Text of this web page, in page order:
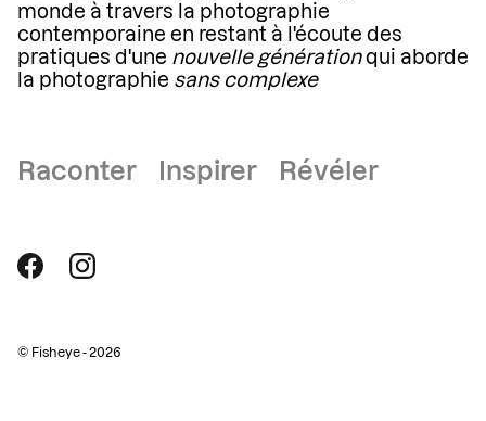
monde à travers la photographie
contemporaine en restant à l'écoute des
pratiques d'une nouvelle générationqui aborde
la photographie sans complexe
Raconter Inspirer Révéler
© Fisheye - 2026